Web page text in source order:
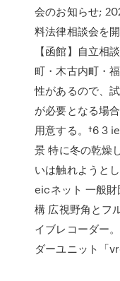
会のお知らせ;
料法律相談会を
【函館】自立相
町・木古内町・
性があるので、
が必要となる場
用意する。†6 3
景 特に冬の乾燥
いは触れようと
eicネット 一般
構 広視野角とフ
イブレコーダー
ダーユニット「